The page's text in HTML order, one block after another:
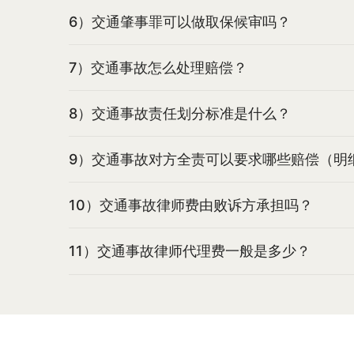
6）交通肇事罪可以做取保候审吗？
7）交通事故怎么处理赔偿？
8）交通事故责任划分标准是什么？
9）交通事故对方全责可以要求哪些赔偿（明
10）交通事故律师费由败诉方承担吗？
11）交通事故律师代理费一般是多少？